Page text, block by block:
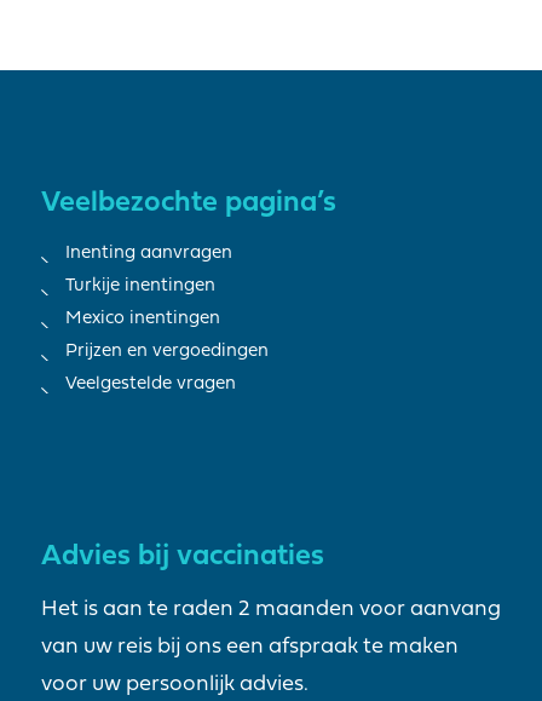
Veelbezochte pagina’s
Inenting aanvragen
Turkije inentingen
Mexico inentingen
Prijzen en vergoedingen
Veelgestelde vragen
Advies bij vaccinaties
Het is aan te raden 2 maanden voor aanvang
van uw reis bij ons een afspraak te maken
voor uw persoonlijk advies.